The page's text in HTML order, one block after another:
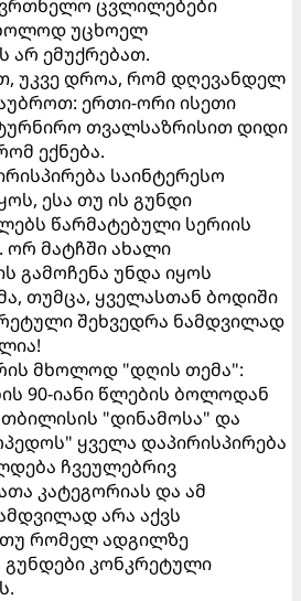
ცვლილებები
უცხოელ
არ ემუქრებათ.
უკვე დროა, რომ დღევანდელ
ერთი-ორი ისეთი
თვალსაზრისით დიდი
ექნება.
საინტერესო
ესა თუ ის გუნდი
წარმატებული სერიის
ორ მატჩში ახალი
გამოჩენა უნდა იყოს
თუმცა, ყველასთან ბოდიში
შეხვედრა ნამდვილად
მხოლოდ "დღის თემა":
90-იანი წლების ბოლოდან
"დინამოსა" და
ყველა დაპირისპირება
ჩვეულებრივ
კატეგორიას და ამ
არა აქვს
რომელ ადგილზე
გუნდები კონკრეტული